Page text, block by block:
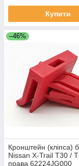
Купити
–46%
Кронштейн (кліпса)
Nissan X-Trail T30 /
права 62224JG000